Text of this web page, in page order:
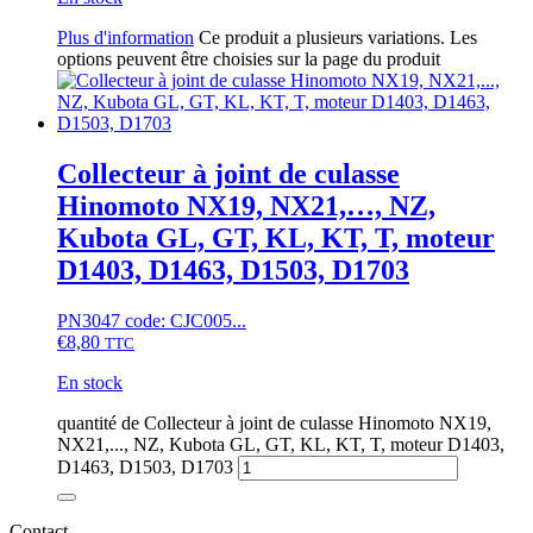
Plus d'information Ce produit a plusieurs variations. Les
options peuvent être choisies sur la page du produit
Collecteur à joint de culasse
Hinomoto NX19, NX21,…, NZ,
Kubota GL, GT, KL, KT, T, moteur
D1403, D1463, D1503, D1703
PN3047 code: CJC005...
€8,80 TTC
En stock
quantité de Collecteur à joint de culasse Hinomoto NX19,
NX21,..., NZ, Kubota GL, GT, KL, KT, T, moteur D1403,
D1463, D1503, D1703